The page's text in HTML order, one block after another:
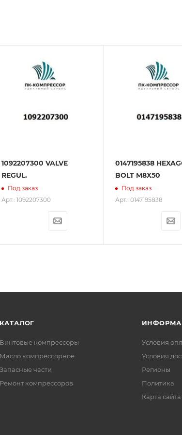
ООО «ПК-Компрессор» - надежный
1092207300 VALVE
REGUL.
Под заказ
Арт.: 1092207300
0147195838
BOLT M8X50
Под заказ
Арт.: 0147195838
КАТАЛОГ
Винтовые компрессоры
Масло компрессорное
Запасные части
Ремонт компрессоров
Условия
Условия
Регионы
Политика
Карта сайта